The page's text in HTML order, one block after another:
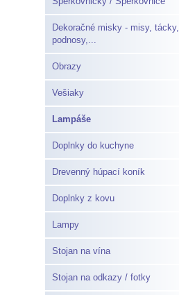
Dekoračné misky - misy, tácky,
podnosy,...
Obrazy
Vešiaky
Lampáše
Doplnky do kuchyne
Drevenný húpací koník
Doplnky z kovu
Lampy
Stojan na vína
Stojan na odkazy / fotky